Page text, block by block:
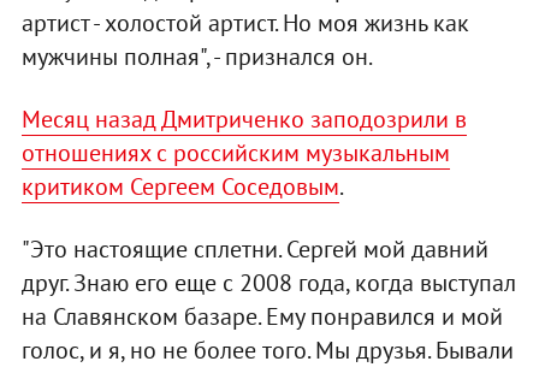
артист - холостой артист. Но моя жизнь как
мужчины полная", - признался он.
Месяц назад Дмитриченко заподозрили в
отношениях с российским музыкальным
критиком Сергеем Соседовым.
"Это настоящие сплетни. Сергей мой давний
друг. Знаю его еще с 2008 года, когда выступал
на Славянском базаре. Ему понравился и мой
голос, и я, но не более того. Мы друзья. Бывали